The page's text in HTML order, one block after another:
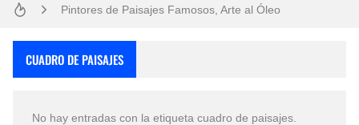
Pintores de Paisajes Famosos, Arte al Óleo
CUADRO DE PAISAJES
No hay entradas con la etiqueta cuadro de paisajes